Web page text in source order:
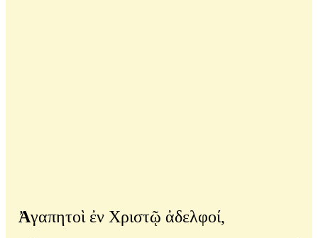
Ἀγαπητοὶ ἐν Χριστῷ ἀδελφοί,